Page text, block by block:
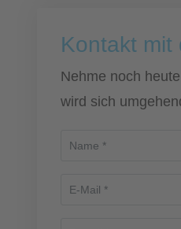
Kontakt mit
Nehme noch
wird sich